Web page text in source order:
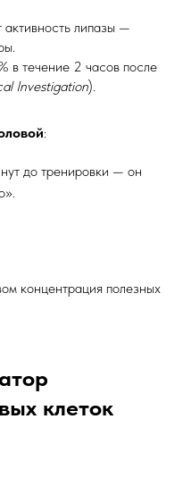
липазы —
в течение 2 часов после
Investigation).
:
до тренировки — он
концентрация полезных
клеток